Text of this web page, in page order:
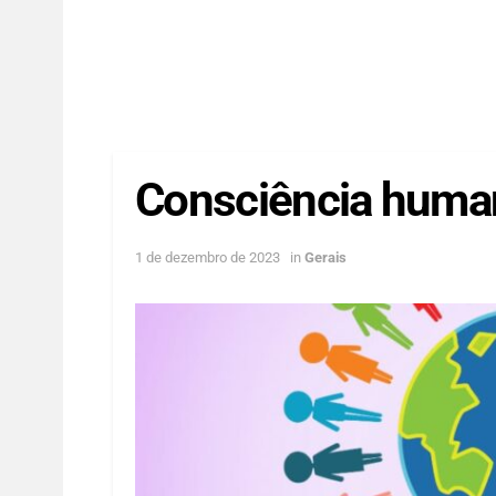
Consciência
1 de dezembro de 2023 in Gerais